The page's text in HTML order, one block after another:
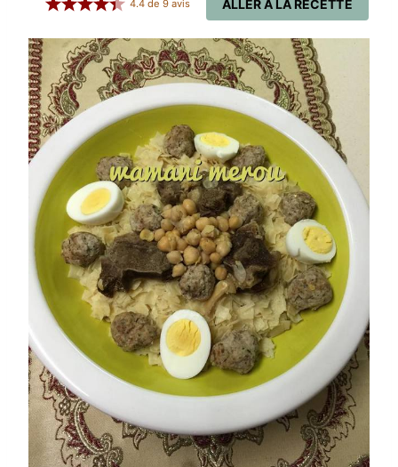
ALLER À LA RECETTE
4.4 de9 avis